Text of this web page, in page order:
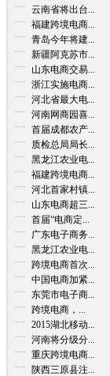
云南省将出台...
福建跨境电商...
青岛今年将建...
新疆阿克苏市...
山东电商交易...
浙江实施电商...
河北省最大电...
河南网商园喜...
首届成都农产...
质检总局局长...
黑龙江农业电...
福建跨境电商...
河北首家村镇...
山东电商超三...
首届“电商定...
广东电子商务...
黑龙江农业电...
跨境电商首次...
中国电商加紧...
东莞市电子商...
跨境电商，...
2015湖北移动...
河南将分级分...
重庆跨境电商...
陕西三原县注...